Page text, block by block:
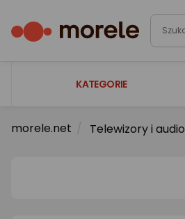
KATEGORIE
Laptopy
morele.net Telewizory i audio